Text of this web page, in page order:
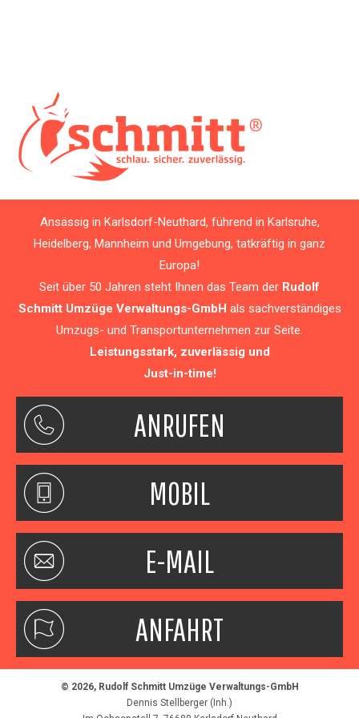
Ansässig in Karlsdorf-Neuthard, führend in Karlsruhe,
Heidelberg, Mannheim und Umgebung, tatkräftig in ganz
Europa!
Seit über 50 Jahren steht Ihnen das Team der Rudolf
Schmitt Umzüge Verwaltungs-GmbH als sachverständiges
Umzugs- und Transportunternehmen zur Seite.
Leistungsstark, zuverlässig und
Just-in-time!
ANRUFEN
MOBIL
E-MAIL
ANFAHRT
© 2026, Rudolf Schmitt Umzüge Verwaltungs-GmbH
Dennis Stellberger (Inh.)